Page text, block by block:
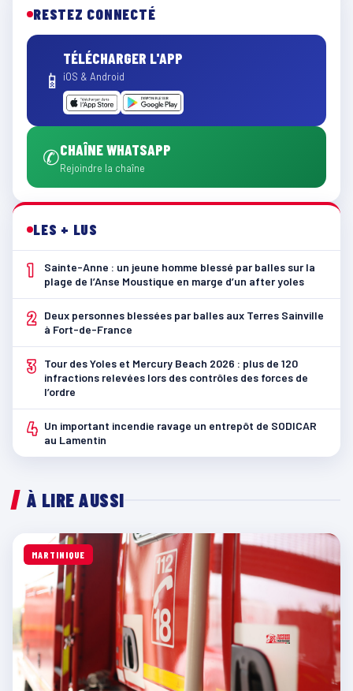
RESTEZ CONNECTÉ
📱
TÉLÉCHARGER L'APP
iOS & Android
✆CHAÎNE WHATSAPP
Rejoindre la chaîne
LES + LUS
1
Sainte-Anne : un jeune homme blessé par balles sur la
plage de l’Anse Moustique en marge d’un after yoles
2
Deux personnes blessées par balles aux Terres Sainville
à Fort-de-France
3
Tour des Yoles et Mercury Beach 2026 : plus de 120
infractions relevées lors des contrôles des forces de
l’ordre
4 Un important incendie ravage un entrepôt de SODICAR
au Lamentin
À LIRE AUSSI
MARTINIQUE